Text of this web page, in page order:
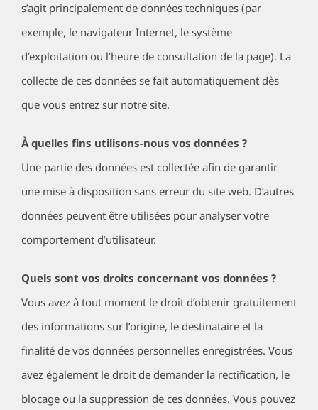
s’agit principalement de données techniques (par
exemple, le navigateur Internet, le système
d’exploitation ou l’heure de consultation de la page). La
collecte de ces données se fait automatiquement dès
que vous entrez sur notre site.
À quelles fins utilisons-nous vos données ?
Une partie des données est collectée afin de garantir
une mise à disposition sans erreur du site web. D’autres
données peuvent être utilisées pour analyser votre
comportement d’utilisateur.
Quels sont vos droits concernant vos données ?
Vous avez à tout moment le droit d’obtenir gratuitement
des informations sur l’origine, le destinataire et la
finalité de vos données personnelles enregistrées. Vous
avez également le droit de demander la rectification, le
blocage ou la suppression de ces données. Vous pouvez